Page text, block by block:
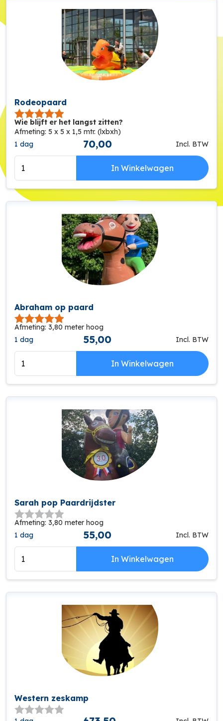
Rodeopaard
1 dag 70,00 Incl. BTW
Wie blijft er het langst zitten?
Afmeting: 5 x 5 x 1,5 mtr. (lxbxh)
In Winkelwagen
Abraham op paard
1 dag 55,00 Incl. BTW
Afmeting: 3,80 meter hoog
In Winkelwagen
Sarah pop Paardrijdster
1 dag 55,00 Incl. BTW
Afmeting: 3,80 meter hoog
In Winkelwagen
Western zeskamp